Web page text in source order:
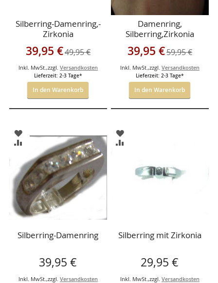
Silberring-Damenring,-
Zirkonia
Sonderangebot
39,95 €49,95 €
Inkl. MwSt. ,zzgl. Versandkosten
Lieferzeit: 2-3 Tage*
In den Warenkorb
Damenring,
Silberring,Zirkonia
Sonderangebot
39,95 €59,95 €
Inkl. MwSt. ,zzgl. Versandkosten
Lieferzeit: 2-3 Tage*
In den Warenkorb
ZUR
WUNSCHLISTE
HINZUFÜGEN
ZUR
VERGLEICHSLISTE
HINZUFÜGEN
Silberring-Damenring
39,95 €
Inkl. MwSt. ,zzgl. Versandkosten
ZUR
WUNSCHLISTE
ZUR
Silberring mit Zirkonia
29,95 €
Inkl. MwSt. ,zzgl. Versandkosten